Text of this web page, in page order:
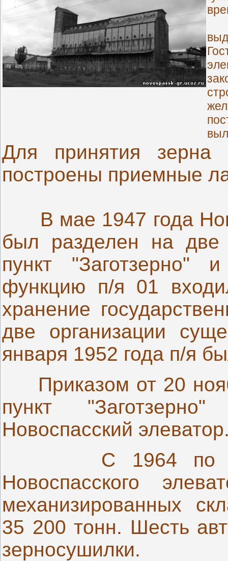
Для принятия зерна
построены приемные
В мае 1947 года
был разделен на две
пункт
функцию п/я 01
хранение
две организации
января 1952 года п/я
Приказом от 20
пункт
Новоспасский
С 1964 по
Новоспасского
механизированных
35 200 тонн. Шесть
зерносушилки.